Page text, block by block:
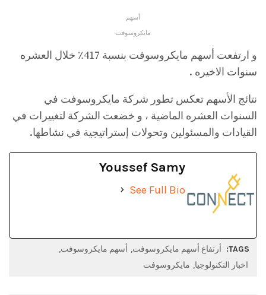
أسهم
مايكروسوفت
و ارتفعت أسهم مايكروسوفت بنسبة 417٪ خلال العشره
سنوات الاخيره .
نتائج الأسهم تعكس تطور شركة مايكروسوفت في
السنوات العشره الماضية ، و خضعت الشركة لتغييرات في
القيادات والمسئولين وتحولات إستراتيجية في نشاطها.
Youssef Samy
See Full Bio
TAGS: أرتفاع أسهم مايكروسوفت أسهم مايكروسوفت
اخبار التكنولوجيا مايكروسوفت